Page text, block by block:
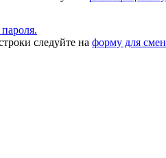
следуйте на форму для